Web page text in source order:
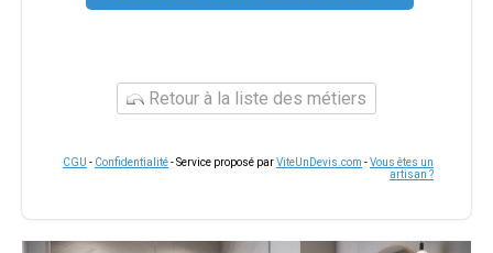
Retour à la liste des métiers
CGU - Confidentialité- Service proposé parViteUnDevis.com -Vous êtes un
artisan ?